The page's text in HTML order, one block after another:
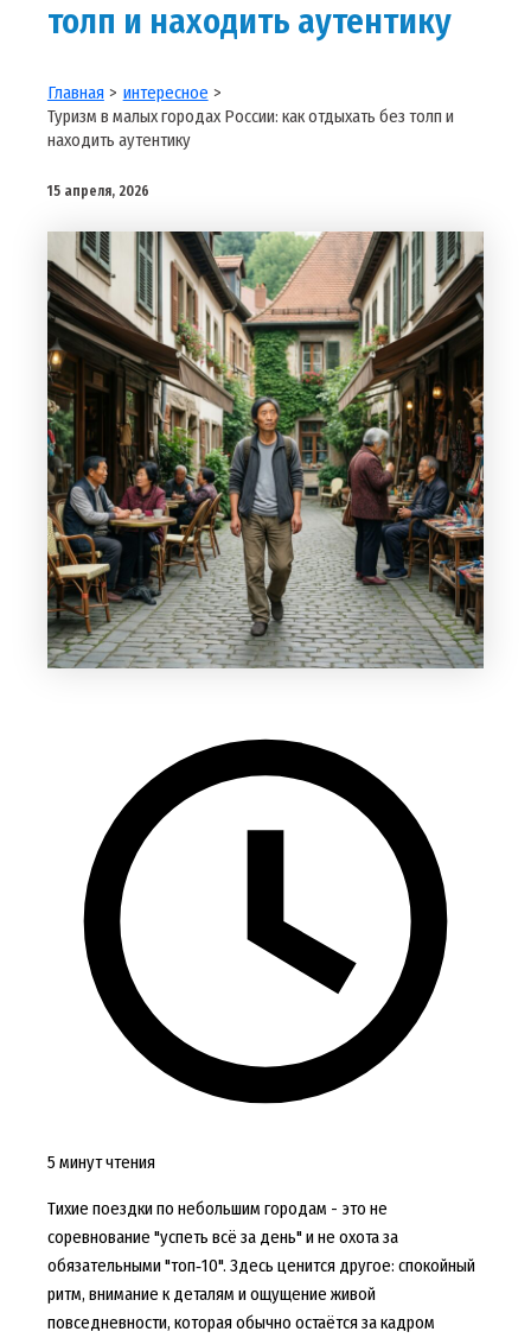
толп и находить аутентику
Главная
интересное
Туризм в малых городах России: как отдыхать без толп и
находить аутентику
15 апреля, 2026
5 минут чтения
Тихие поездки по небольшим городам - это не
соревнование "успеть всё за день" и не охота за
обязательными "топ‑10". Здесь ценится другое: спокойный
ритм, внимание к деталям и ощущение живой
повседневности, которая обычно остаётся за кадром